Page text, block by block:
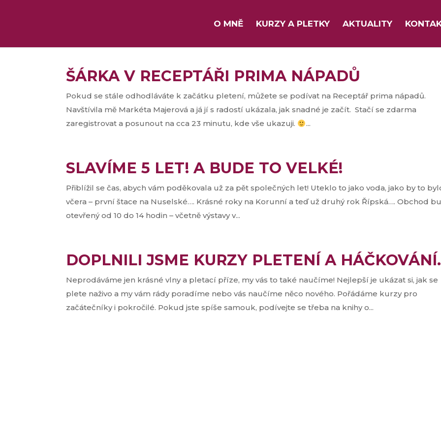
O MNĚ KURZY A PLETKY AKTUALITY
ŠÁRKA V RECEPTÁŘI PRIMA NÁPADŮ
Pokud se stále odhodláváte k začátku pletení, můžete se podívat na Receptář prima nápadů.
Navštívila mě Markéta Majerová a já jí s radostí ukázala, jak snadné je začít. Stačí se zdarma
zaregistrovat a posunout na cca 23 minutu, kde vše ukazuji.
...
SLAVÍME 5 LET! A BUDE TO VELKÉ!
Přiblížil se čas, abych vám poděkovala už za pět společných let! Uteklo to jako voda, jako by to
včera – první štace na Nuselské…. Krásné roky na Korunní a teď už druhý rok Řípská…. Obchod
otevřený od 10 do 14 hodin – včetně výstavy v...
DOPLNILI JSME KURZY PLETENÍ A HÁČKOVÁNÍ.
Neprodáváme jen krásné vlny a pletací příze, my vás to také naučíme! Nejlepší je ukázat si, jak se
plete naživo a my vám rády poradíme nebo vás naučíme něco nového. Pořádáme kurzy pro
začátečníky i pokročilé. Pokud jste spíše samouk, podívejte se třeba na knihy o...